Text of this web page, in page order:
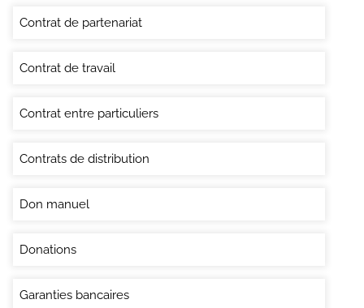
Contrat de partenariat
Contrat de travail
Contrat entre particuliers
Contrats de distribution
Don manuel
Donations
Garanties bancaires